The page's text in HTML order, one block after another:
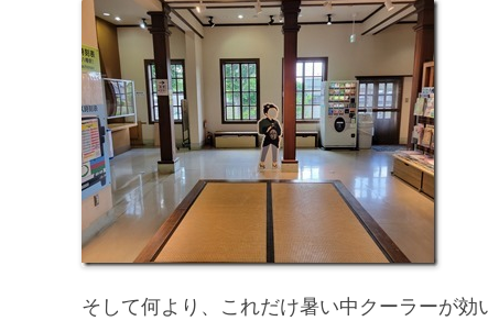
そして何より、これだけ暑い中クーラーが効